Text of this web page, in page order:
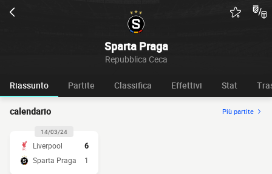
Sparta Praga
Repubblica Ceca
Riassunto Partite Classifica Effettivi Stat
calendario Più partite
14/03/24
Liverpool
6
Sparta Praga
1